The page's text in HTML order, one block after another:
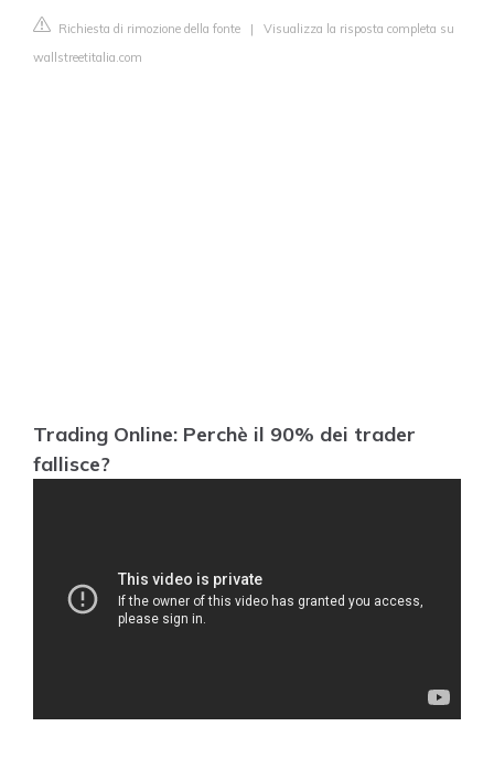
Richiesta di rimozione della fonte | Visualizza la risposta completa su
wallstreetitalia.com
Trading Online: Perchè il 90% dei trader
fallisce?